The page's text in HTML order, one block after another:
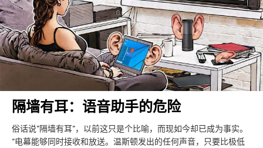
隔墙有耳：语音助手的危险
俗话说”隔墙有耳”，以前这只是个比喻，而现如今却已成为事实。
“电幕能够同时接收和放送。温斯顿发出的任何声音，只要比极低